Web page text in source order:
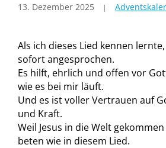
13. Dezember 2025
Als ich dieses Lied kennen
sofort angesprochen.
Es hilft, ehrlich und offen vor
wie es bei mir läuft.
Und es ist voller Vertrauen auf
und Kraft.
Weil Jesus in die Welt
beten wie in diesem Lied.